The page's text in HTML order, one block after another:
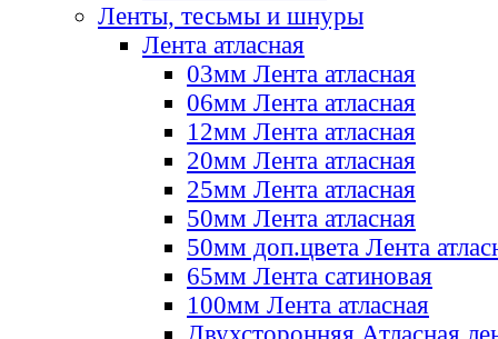
Ленты, тесьмы и шнуры
Лента атласная
03мм Лента атласная
06мм Лента атласная
12мм Лента атласная
20мм Лента атласная
25мм Лента атласная
50мм Лента атласная
50мм доп.цвета Лента
65мм Лента сатиновая
100мм Лента атласная